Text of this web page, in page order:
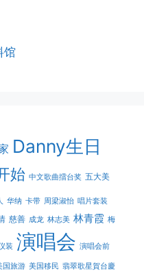
馆
Danny生日
始 中文歌曲擂台奖 五大美
华纳 卡带 周梁淑怡 唱片套装
慈善 成龙 林志美 林青霞 梅
装 演唱会 演唱会前
国旅游 美国移民 翡翠歌星賀台慶